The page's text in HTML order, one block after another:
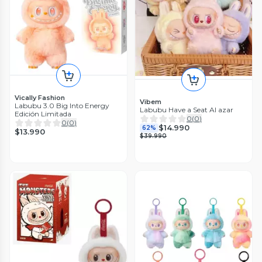
Vically Fashion
Labubu 3.0 Big Into Energy
Edición Limitada
0(0)
$13.990
Vibem
Labubu Have a Seat Al azar
0(0)
62% $14.990
$39.990